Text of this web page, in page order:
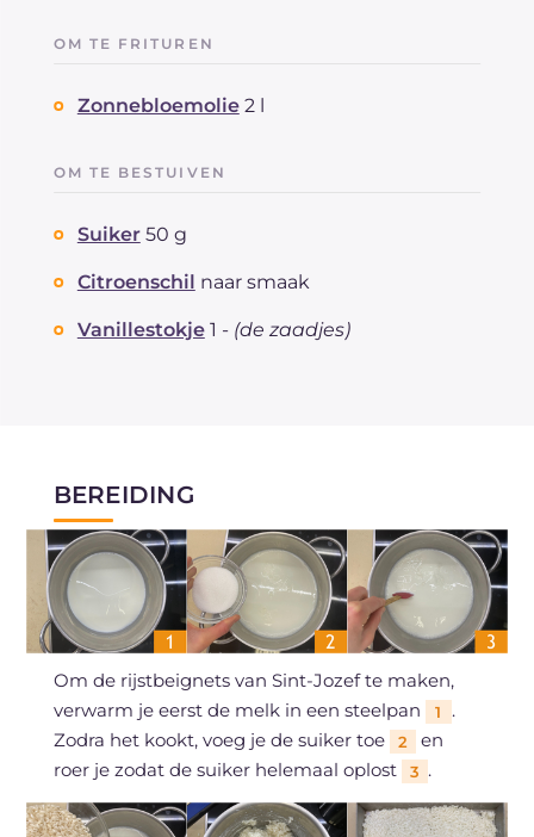
OM TE FRITUREN
Zonnebloemolie 2 l
OM TE BESTUIVEN
Suiker 50 g
Citroenschil naar smaak
Vanillestokje 1 - (de zaadjes)
BEREIDING
Om de rijstbeignets van Sint-Jozef te maken,
verwarm je eerst de melk in een steelpan
1
.
Zodra het kookt, voeg je de suiker toe
2
en
roer je zodat de suiker helemaal oplost
3 .